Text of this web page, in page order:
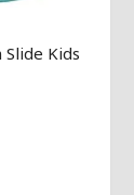
Slide Kids